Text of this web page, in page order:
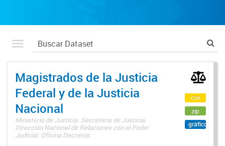
Magistrados de la Justicia
Federal y de la Justicia
Nacional
Ministerio de Justicia. Secretaría de Justicia.
Dirección Nacional de Relaciones con el Poder
Judicial. Oficina Decretos
csv
zip
gráfico